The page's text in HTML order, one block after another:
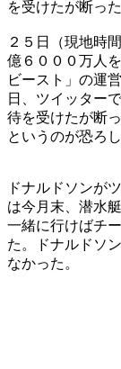
を受けたが断っ
２５日（現地時
億６０００万人
ビースト」の運
日、ツイッター
待を受けたが断
というのが恐ろ
ドナルドソンが
は今月末、潜水
一緒に行けばチ
た。ドナルドソ
なかった。